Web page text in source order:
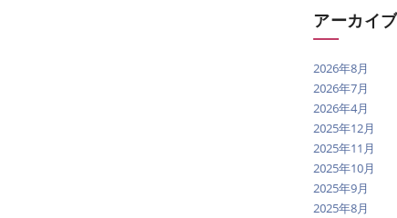
アーカイブ
2026年8月
2026年7月
2026年4月
2025年12月
2025年11月
2025年10月
2025年9月
2025年8月